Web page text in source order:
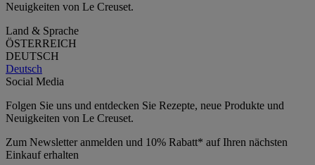
Neuigkeiten von Le Creuset.
Land & Sprache
ÖSTERREICH
DEUTSCH
Deutsch
Social Media
Folgen Sie uns und entdecken Sie Rezepte, neue Produkte und
Neuigkeiten von Le Creuset.
Zum Newsletter anmelden und 10% Rabatt* auf Ihren nächsten
Einkauf erhalten